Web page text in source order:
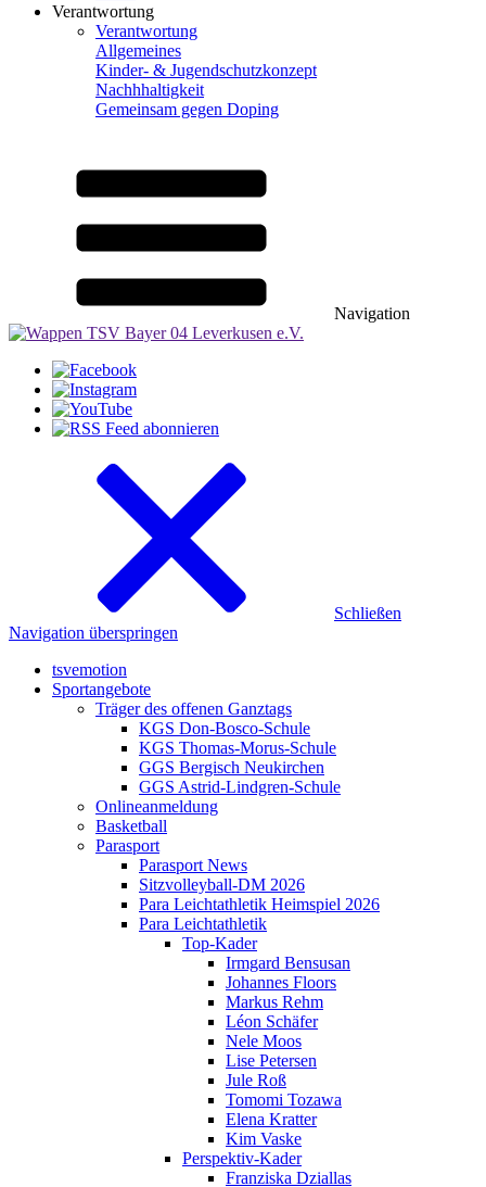
Verantwortung
Verantwortung
Allgemeines
Kinder- & Jugendschutzkonzept
Nachhhaltigkeit
Gemeinsam gegen Doping
Navigation
Schließen
Navigation überspringen
tsvemotion
Sportangebote
Träger des offenen Ganztags
KGS Don-Bosco-Schule
KGS Thomas-Morus-Schule
GGS Bergisch Neukirchen
GGS Astrid-Lindgren-Schule
Onlineanmeldung
Basketball
Parasport
Parasport News
Sitzvolleyball-DM 2026
Para Leichtathletik Heimspiel 2026
Para Leichtathletik
Top-Kader
Irmgard Bensusan
Johannes Floors
Markus Rehm
Léon Schäfer
Nele Moos
Lise Petersen
Jule Roß
Tomomi Tozawa
Elena Kratter
Kim Vaske
Perspektiv-Kader
Franziska Dziallas